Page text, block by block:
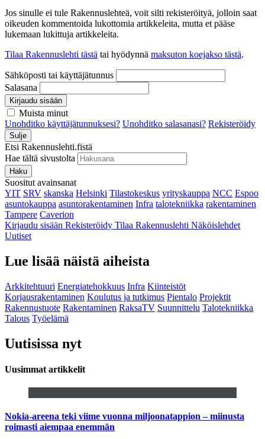
Jos sinulle ei tule Rakennuslehteä, voit silti rekisteröityä, jolloin saat
oikeuden kommentoida lukottomia artikkeleita, mutta et pääse
lukemaan lukittuja artikkeleita.
Tilaa Rakennuslehti tästä tai hyödynnä maksuton koejakso tästä.
Sähköposti tai käyttäjätunnus
Salasana
Kirjaudu sisään
Muista minut
Unohditko käyttäjätunnuksesi? Unohditko salasanasi? Rekisteröidy
Sulje
Etsi Rakennuslehti.fistä
Hae tältä sivustolta
Haku
Suositut avainsanat
YIT SRV skanska Helsinki Tilastokeskus yrityskauppa NCC Espoo
asuntokauppa asuntorakentaminen Infra talotekniikka rakentaminen
Tampere Caverion
Kirjaudu sisään Rekisteröidy Tilaa Rakennuslehti Näköislehdet
Uutiset
Lue lisää näistä aiheista
Arkkitehtuuri Energiatehokkuus Infra Kiinteistöt
Korjausrakentaminen Koulutus ja tutkimus Pientalo Projektit
Rakennustuote Rakentaminen RaksaTV Suunnittelu Talotekniikka
Talous Työelämä
Uutisissa nyt
Uusimmat artikkelit
Nokia-areena teki viime vuonna miljoonatappion – miinusta
roimasti aiempaa enemmän